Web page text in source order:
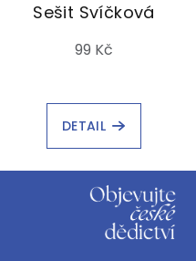
Sešit Svíčková
99 Kč
DETAIL